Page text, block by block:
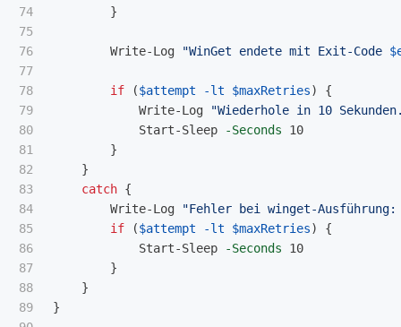
74
75
76
77
78
79
80
81
82
83
84
85
86
87
88
89
}
Write-Log "WinGet endete mit Exit-Code
if ($attempt -lt $maxRetries)
{
Write-Log
"Wiederhole in 10
Start-Sleep
-Seconds
10
}
}
catch {
Write-Log
"Fehler bei winget-
if
($attempt -lt $maxRetries)
{
Start-Sleep
-Seconds
10
}
}
}